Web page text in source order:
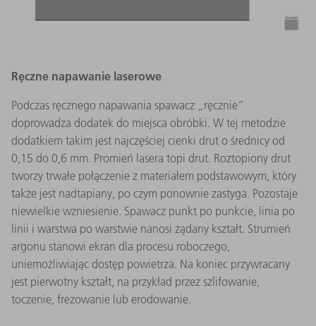
Ręczne napawanie laserowe
Podczas ręcznego napawania spawacz „ręcznie”
doprowadza dodatek do miejsca obróbki. W tej metodzie
dodatkiem takim jest najczęściej cienki drut o średnicy od
0,15 do 0,6 mm. Promień lasera topi drut. Roztopiony drut
tworzy trwałe połączenie z materiałem podstawowym, który
także jest nadtapiany, po czym ponownie zastyga. Pozostaje
niewielkie wzniesienie. Spawacz punkt po punkcie, linia po
linii i warstwa po warstwie nanosi żądany kształt. Strumień
argonu stanowi ekran dla procesu roboczego,
uniemożliwiając dostęp powietrza. Na koniec przywracany
jest pierwotny kształt, na przykład przez szlifowanie,
toczenie, frezowanie lub erodowanie.